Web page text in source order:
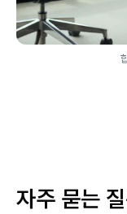
자주 묻는